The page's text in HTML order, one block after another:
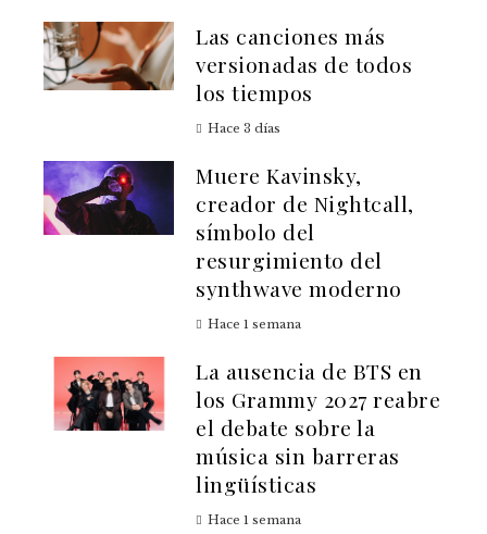
Las canciones más
versionadas de todos
los tiempos
Hace 3 días
Muere Kavinsky,
creador de Nightcall,
símbolo del
resurgimiento del
synthwave moderno
Hace 1 semana
La ausencia de BTS en
los Grammy 2027 reabre
el debate sobre la
música sin barreras
lingüísticas
Hace 1 semana